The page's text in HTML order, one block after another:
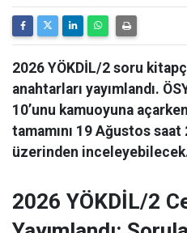
2026 YÖKDİL/2 soru
anahtarları yayımlandı.
10’unu kamuoyuna
tamamını 19 Ağustos saat
üzerinden
2026 YÖKDİL/2